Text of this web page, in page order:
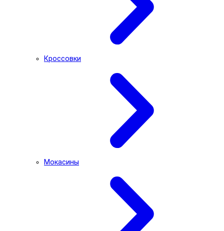
Кроссовки
Мокасины